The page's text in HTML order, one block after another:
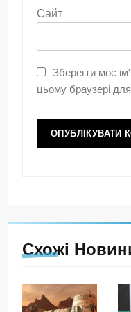
Сайт
Зберегти моє
цьому браузері
Схожі